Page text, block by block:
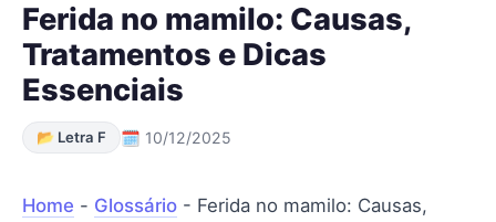
Ferida no mamilo: Causas,
Tratamentos e Dicas
Essenciais
📂 Letra F 🗓 10/12/2025
Home - Glossário - Ferida no mamilo: Causas,